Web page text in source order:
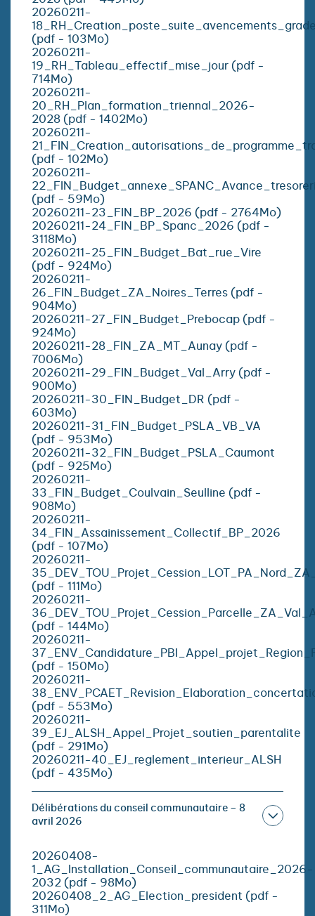
20260211-
(pdf - 103Mo)
20260211-
19_RH_Tableau_effectif_mise_jour (pdf -
714Mo)
20260211-
20_RH_Plan_formation_triennal_2026-
2028 (pdf - 1402Mo)
20260211-
(pdf - 102Mo)
20260211-
(pdf - 59Mo)
20260211-23_FIN_BP_2026 (pdf - 2764Mo)
20260211-24_FIN_BP_Spanc_2026 (pdf -
3118Mo)
20260211-25_FIN_Budget_Bat_rue_Vire
(pdf - 924Mo)
20260211-
26_FIN_Budget_ZA_Noires_Terres (pdf -
904Mo)
20260211-27_FIN_Budget_Prebocap (pdf -
924Mo)
20260211-28_FIN_ZA_MT_Aunay (pdf -
7006Mo)
20260211-29_FIN_Budget_Val_Arry (pdf -
900Mo)
20260211-30_FIN_Budget_DR (pdf -
603Mo)
20260211-31_FIN_Budget_PSLA_VB_VA
(pdf - 953Mo)
20260211-32_FIN_Budget_PSLA_Caumont
(pdf - 925Mo)
20260211-
33_FIN_Budget_Coulvain_Seulline (pdf -
908Mo)
20260211-
34_FIN_Assainissement_Collectif_BP_2026
(pdf - 107Mo)
20260211-
(pdf - 111Mo)
20260211-
(pdf - 144Mo)
20260211-
(pdf - 150Mo)
20260211-
(pdf - 553Mo)
20260211-
39_EJ_ALSH_Appel_Projet_soutien_parentalite
(pdf - 291Mo)
20260211-40_EJ_reglement_interieur_ALSH
(pdf - 435Mo)
Délibérations du conseil communautaire – 8
avril 2026
20260408-
1_AG_Installation_Conseil_communautaire_2026-
2032 (pdf - 98Mo)
20260408_2_AG_Election_president (pdf -
311Mo)